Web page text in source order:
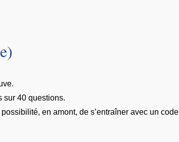
sur 40 questions.
en amont, de s’entraîner avec un code